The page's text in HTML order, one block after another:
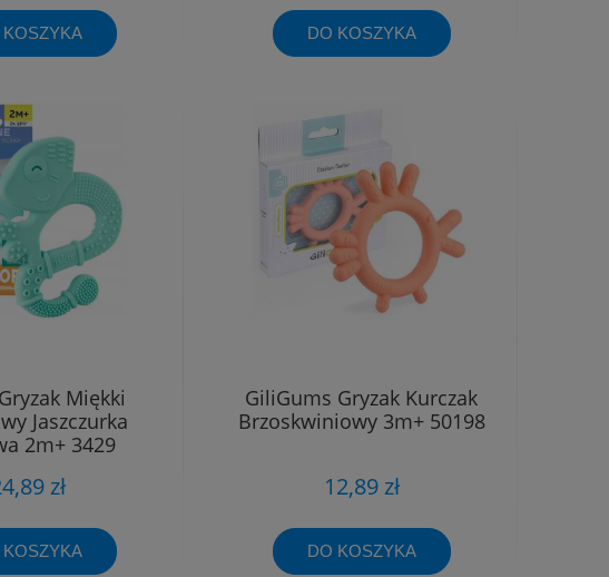
KOSZYKA DO KOSZYKA
Miękki
Jaszczurka
2m+ 3429
zł
KOSZYKA
GiliGums Gryzak Kurczak
Brzoskwiniowy 3m+ 50198
12,89 zł
DO KOSZYKA